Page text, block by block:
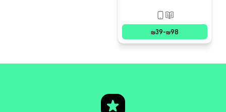
פורמטים זמינים
₪39-₪98